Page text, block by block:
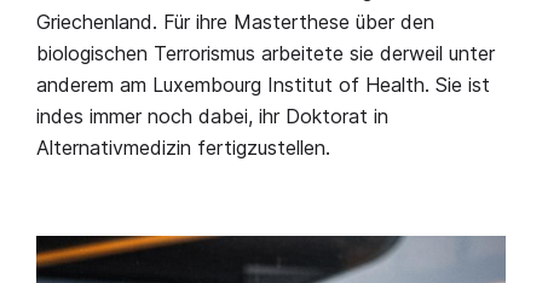
Griechenland. Für ihre Masterthese über den
biologischen Terrorismus arbeitete sie derweil unter
anderem am Luxembourg Institut of Health. Sie ist
indes immer noch dabei, ihr Doktorat in
Alternativmedizin fertigzustellen.